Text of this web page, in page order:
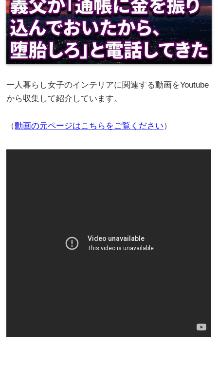
一人暮らし女子のインテリアに関連する動画をYoutube
から収集して紹介しています。
（動画の元ページはこちらをご覧ください）